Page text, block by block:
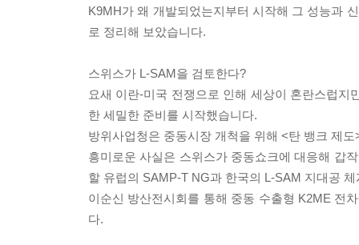
K9MH가 왜 개발되었는지부터 시작해 그 성능과
로 정리해 보았습니다.
스위스가 L-SAM을 검토한다?
요새 이란-미국 전쟁으로 인해 세상이 혼란스럽
한 세밀한 준비를 시작했습니다.
방위사업청은 중동시장 개척을 위해 <탄 뱅크 제
흥미로운 사실은 스위스가 중동쇼크에 대응해 갑
할 유럽의 SAMP-T NG과 한국의 L-SAM 지대공
이순신 방산전시회를 통해 중동 수출형 K2ME 전
다.